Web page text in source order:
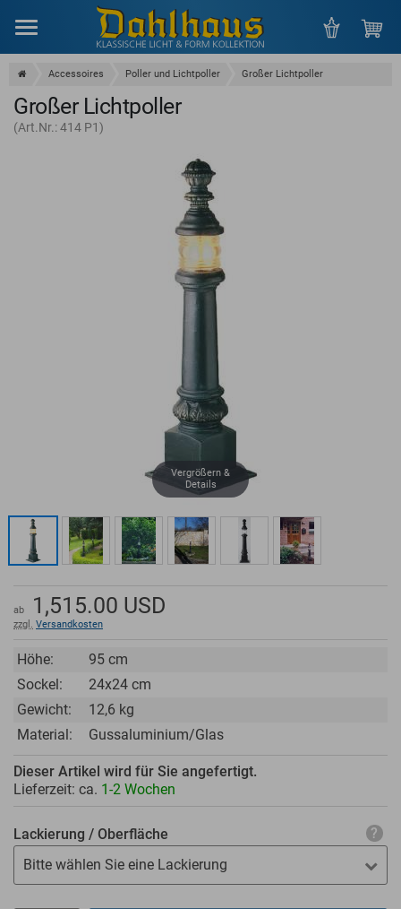
Accessoires Poller und Lichtpoller Großer Lichtpoller
Großer Lichtpoller
(Art.Nr.: 414 P1)
Vergrößern &
Details
ab 1,515.00 USD
zzgl. Versandkosten
Höhe:
95 cm
Sockel:
24x24 cm
Gewicht:
12,6 kg
Material:
Gussaluminium/Glas
Dieser Artikel wird für Sie angefertigt.
Lieferzeit: ca. 1-2 Wochen
Lackierung / Oberfläche
Bitte wählen Sie eine Lackierung